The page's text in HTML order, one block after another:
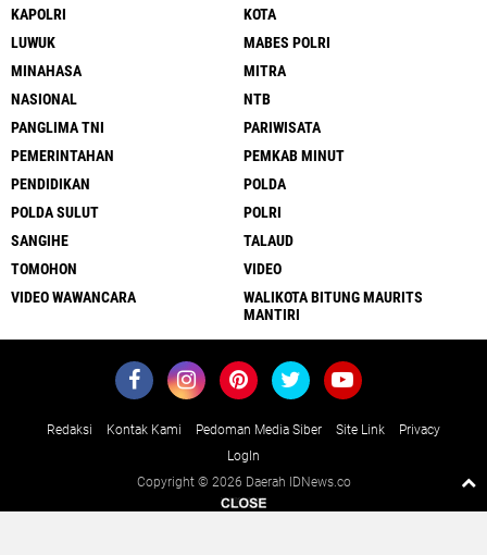
KAPOLRI
KOTA
LUWUK
MABES POLRI
MINAHASA
MITRA
NASIONAL
NTB
PANGLIMA TNI
PARIWISATA
PEMERINTAHAN
PEMKAB MINUT
PENDIDIKAN
POLDA
POLDA SULUT
POLRI
SANGIHE
TALAUD
TOMOHON
VIDEO
VIDEO WAWANCARA
WALIKOTA BITUNG MAURITS
MANTIRI
Redaksi Kontak Kami Pedoman Media Siber Site Link
Privacy
LogIn
Copyright © 2026 Daerah IDNews.co